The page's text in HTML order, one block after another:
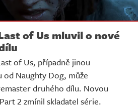
of Us mluvil o nové
of Us, případně jinou
Naughty Dog, může
druhého dílu. Novou
2 zmínil skladatel série.